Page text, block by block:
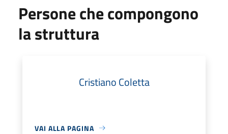
Persone che compongono
la struttura
Cristiano Coletta
VAI ALLA PAGINA